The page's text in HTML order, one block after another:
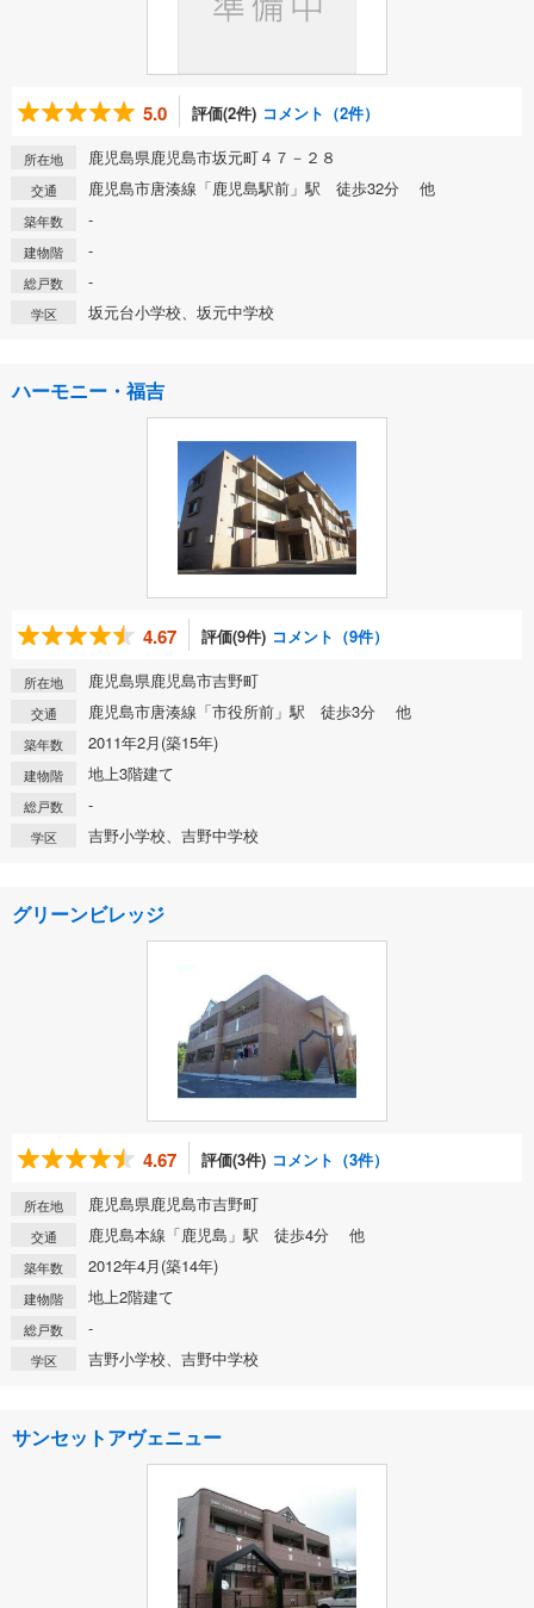
5.0 評価(2件) コメント（2件）
所在地 鹿児島県鹿児島市坂元町４７－２８
交通 鹿児島市唐湊線「鹿児島駅前」駅 徒歩32分 他
築年数 -
建物階 -
総戸数 -
学区 坂元台小学校、坂元中学校
ハーモニー・福吉
4.67 評価(9件) コメント（9件）
所在地 鹿児島県鹿児島市吉野町
交通 鹿児島市唐湊線「市役所前」駅 徒歩3分 他
築年数 2011年2月(築15年)
建物階 地上3階建て
総戸数 -
学区 吉野小学校、吉野中学校
グリーンビレッジ
4.67 評価(3件) コメント（3件）
所在地 鹿児島県鹿児島市吉野町
交通 鹿児島本線「鹿児島」駅 徒歩4分 他
築年数 2012年4月(築14年)
建物階 地上2階建て
総戸数 -
学区 吉野小学校、吉野中学校
サンセットアヴェニュー